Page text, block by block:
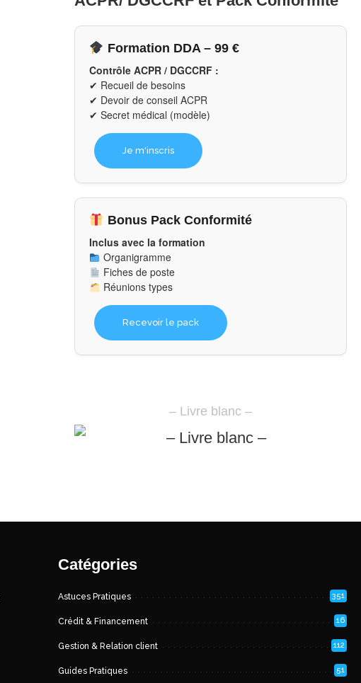
Formation DDA – 99 €
Contrôle ACPR / DGCCRF :
✔ Recueil de besoins
✔ Devoir de conseil ACPR
✔ Secret médical (modèle)
Je m'inscris
Bonus Pack Conformité
Inclus avec la formation
Organigramme
Fiches de poste
Réunions types
Recevoir le pack
– Livre blanc –
Catégories
Astuces Pratiques 351
Crédit & Financement 16
Gestion & Relation client 112
Guides Pratiques 51